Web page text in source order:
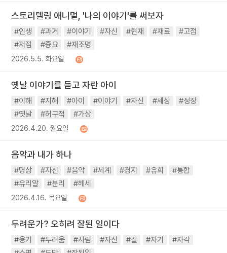
스토리텔링 애니멀, '나의 이야기'를 써보자
#인생 #과거 #이야기 #자신 #현재 #재료
#고점
#저점
#즁요 #재조명
2026.5.5. 화요일
옛날 이야기를 듣고 자란 아이
#이해 #지혜 #아이 #이야기 #자신 #세상
#성장
#옛날
#허구적 #가상
2026.4.20. 월요일
음악과 내가 하나
#명상 #자신 #음악 #세계 #경지 #유희
#통합
#유리알
#분리 #헤세
2026.4.16. 목요일
두려운가? 오히려 잘된 일이다
#용기 #두려움 #사람 #자신 #길 #자기
#자각